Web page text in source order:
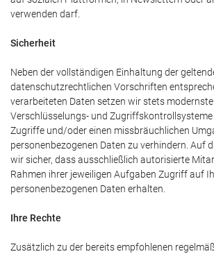
verwenden darf.
Sicherheit
Neben der vollständigen Einhaltung der
datenschutzrechtlichen Vorschriften
verarbeiteten Daten setzen wir stets modernste
Verschlüsselungs- und
Zugriffe und/oder einen missbräuchlichen
personenbezogenen Daten zu verhindern. Auf
wir sicher, dass ausschließlich autorisierte
Rahmen ihrer jeweiligen Aufgaben Zugriff auf
personenbezogenen Daten erhalten.
Ihre Rechte
Zusätzlich zu der bereits empfohlenen